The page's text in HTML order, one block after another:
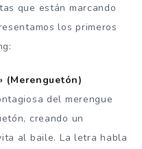
que están marcando
los primeros
(Merenguetón)
del merengue
creando un
al baile. La letra habla